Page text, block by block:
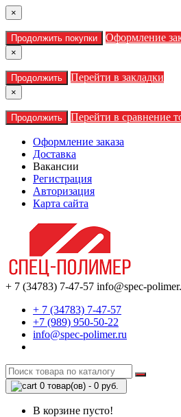
×
Продолжить покупки Оформление
×
Продолжить Перейти в закладки
×
Продолжить Перейти в сравнение
Оформление заказа
Доставка
Вакансии
Регистрация
Авторизация
Карта сайта
+ 7 (34783) 7-47-57 info@spec-
+ 7 (34783) 7-47-57
+7 (989) 950-50-22
info@spec-polimer.ru
0 товар(ов) - 0 руб.
В корзине пусто!